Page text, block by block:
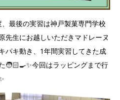
最後の実習は神戸製菓専門学校
先生にお越しいただきマドレーヌ
パキ動き、1年間実習してきた成
🧑🏻‍🍳✨今回はラッピングまで行